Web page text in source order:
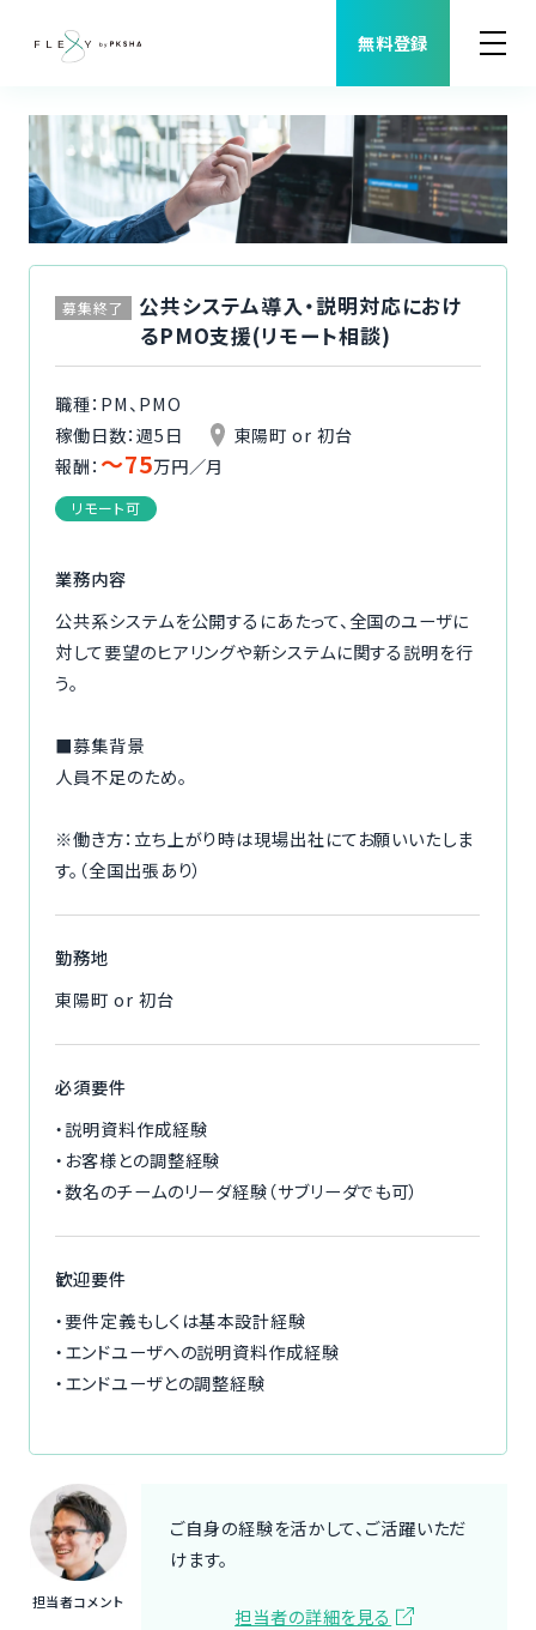
無料登録
案件検索
職種から案件を探す
よくある質問
福利厚生
ご利用者様の声
コーディネーター紹介
法人の方
募集終了
公共システム導入・説明対応におけ
るPMO支援(リモート相談)
職種：PM、PMO
稼働日数：週5日
東陽町 or 初台
報酬： 〜75万円／月
リモート可
業務内容
公共系システムを公開するにあたって、全国のユーザに
対して要望のヒアリングや新システムに関する説明を行
う。
■募集背景
人員不足のため。
※働き方：立ち上がり時は現場出社にてお願いいたしま
す。（全国出張あり）
勤務地
東陽町 or 初台
必須要件
・説明資料作成経験
・お客様との調整経験
・数名のチームのリーダ経験（サブリーダでも可）
歓迎要件
・要件定義もしくは基本設計経験
・エンドユーザへの説明資料作成経験
・エンドユーザとの調整経験
担当者コメント
ご自身の経験を活かして、ご活躍いただ
けます。
担当者の詳細を見る